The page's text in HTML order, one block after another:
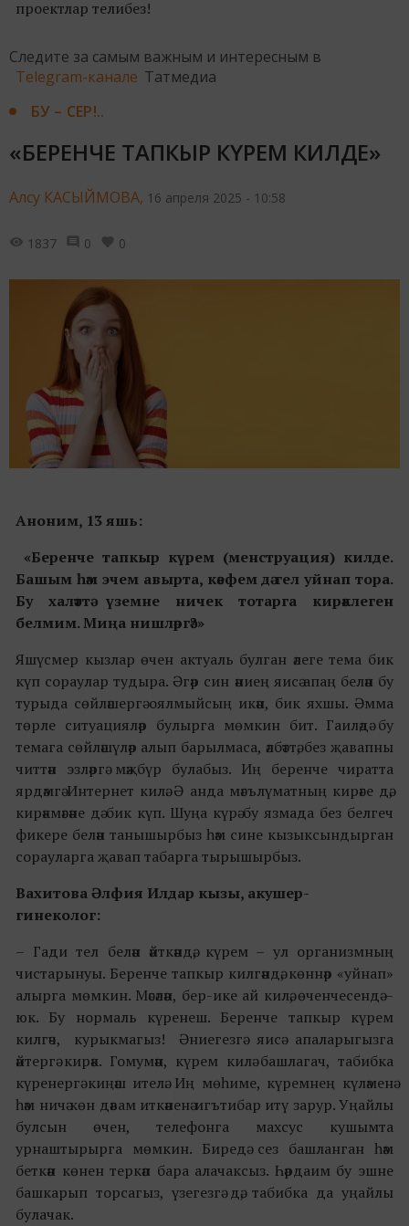
проектлар телибез!
Следите за самым важным и интересным в
Telegram-канале Татмедиа
БУ – СЕР!..
«БЕРЕНЧЕ ТАПКЫР КҮРЕМ КИЛДЕ»
Алсу КАСЫЙМОВА, 16 апреля 2025 - 10:58
1837 0 0
Аноним, 13 яшь:
«Беренче тапкыр күрем (менструация) килде.
Башым һәм эчем авырта, кәефем дә гел уйнап тора.
Бу халәттә үземне ничек тотарга кирәклеген
белмим. Миңа нишләргә?»
Яшүсмер кызлар өчен актуаль булган әлеге тема бик
күп сораулар тудыра. Әгәр син әниең яисә апаң белән бу
турыда сөйләшергә оялмыйсың икән, бик яхшы. Әмма
төрле ситуацияләр булырга мөмкин бит. Гаиләдә бу
темага сөйләшүләр алып барылмаса, әлбәттә, без җавапны
читтән эзләргә мәҗбүр булабыз. Иң беренче чиратта
ярдәмгә Интернет килә. Ә анда мәгълүматның кирәге дә,
кирәкмәгәне дә бик күп. Шуңа күрә бу язмада без белгеч
фикере белән танышырбыз һәм сине кызыксындырган
сорауларга җавап табарга тырышырбыз.
Вахитова Әлфия Илдар кызы, акушер-
гинеколог:
– Гади тел белән әйткәндә, күрем – ул организмның
чистарынуы. Беренче тапкыр килгәндә, көннәр «уйнап»
алырга мөмкин. Мәсәлән, бер-ике ай килә, өченчесендә –
юк. Бу нормаль күренеш. Беренче тапкыр күрем
килгәч, курыкмагыз! Әниегезгә яисә апаларыгызга
әйтергә кирәк. Гомумән, күрем килә башлагач, табибка
күренергә киңәш ителә. Иң мөһиме, күремнең күләменә
һәм ничә көн дәвам иткәненә игътибар итү зарур. Уңайлы
булсын өчен, телефонга махсус кушымта
урнаштырырга мөмкин. Биредә сез башланган һәм
беткән көнен теркәп бара алачаксыз. Һәрдаим бу эшне
башкарып торсагыз, үзегезгә дә, табибка да уңайлы
булачак.